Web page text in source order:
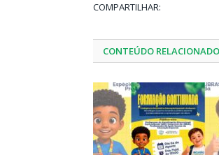
COMPARTILHAR:
CONTEÚDO RELACIONADO